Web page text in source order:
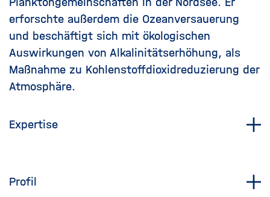
erforschte außerdem die Ozeanversauerung
und beschäftigt sich mit ökologischen
Auswirkungen von Alkalinitätserhöhung, als
Maßnahme zu Kohlenstoffdioxidreduzierung der
Atmosphäre.
Expertise
Profil